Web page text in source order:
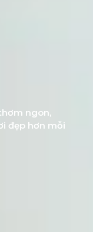
ngon,
đẹp hơn mỗi